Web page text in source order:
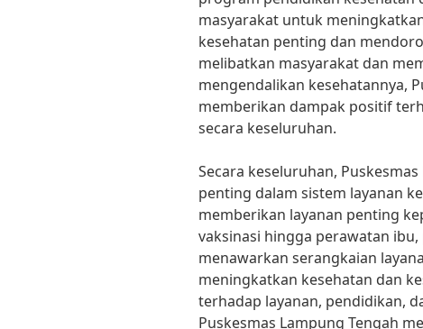
masyarakat untuk
kesehatan penting dan
melibatkan masyarakat dan
mengendalikan kesehatannya,
memberikan dampak positif
secara keseluruhan.
Secara keseluruhan,
penting dalam sistem layanan
memberikan layanan penting
vaksinasi hingga perawatan
menawarkan serangkaian
meningkatkan kesehatan dan
terhadap layanan, pendidikan,
Puskesmas Lampung Tengah